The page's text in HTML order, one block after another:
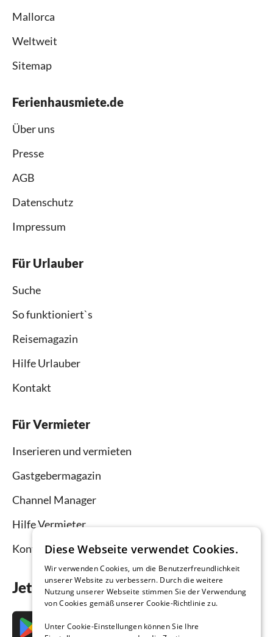
Mallorca
Weltweit
Sitemap
Ferienhausmiete.de
Über uns
Presse
AGB
Datenschutz
Impressum
Für Urlauber
Suche
So funktioniert`s
Reisemagazin
Hilfe Urlauber
Kontakt
Für Vermieter
Inserieren und vermieten
Gastgebermagazin
Channel Manager
Hilfe Vermieter
Kontakt
Jetzt die App downloaden
Diese Webseite verwendet Cookies.
Wir verwenden Cookies, um die Benutzerfreundlichkeit
unserer Website zu verbessern. Durch die weitere
Nutzung unserer Webseite stimmen Sie der Verwendung
von Cookies gemäß unserer Cookie-Richtlinie zu.
Unter Cookie-Einstellungen können Sie Ihre